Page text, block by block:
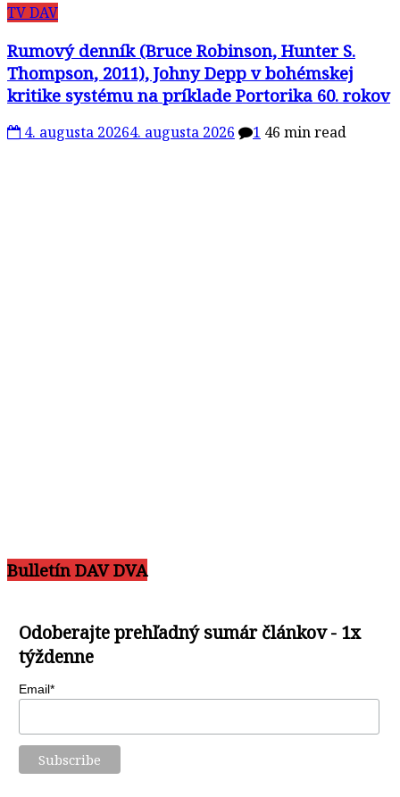
TV DAV
Rumový denník (Bruce Robinson, Hunter S.
Thompson, 2011), Johny Depp v bohémskej
kritike systému na príklade Portorika 60. rokov
4. augusta 20264. augusta 2026 1 46 min read
Bulletín DAV DVA
Odoberajte prehľadný sumár článkov - 1x
týždenne
Email*